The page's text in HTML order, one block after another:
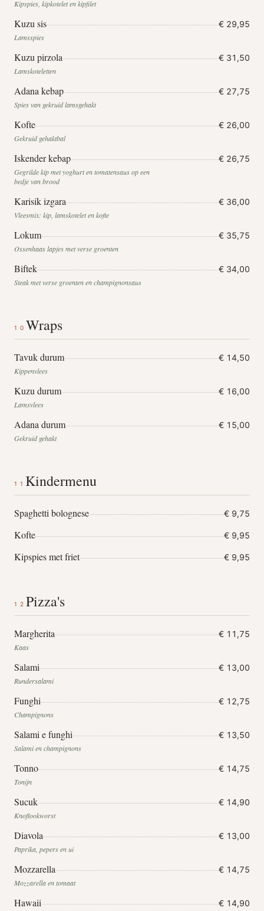
Kipspies, kipkotelet en kipfilet
Kuzu sis € 29,95
Lamsspies
Kuzu pirzola € 31,50
Lamskoteletten
Adana kebap € 27,75
Spies van gekruid lamsgehakt
Kofte € 26,00
Gekruid gehaktbal
Iskender kebap € 26,75
Gegrilde kip met yoghurt en tomatensaus op een
bedje van brood
Karisik izgara € 36,00
Vleesmix: kip, lamskotelet en kofte
Lokum € 35,75
Ossenhaas lapjes met verse groenten
Biftek € 34,00
Steak met verse groenten en champignonsaus
10 Wraps
Tavuk durum € 14,50
Kippenvlees
Kuzu durum € 16,00
Lamsvlees
Adana durum € 15,00
Gekruid gehakt
11 Kindermenu
Spaghetti bolognese € 9,75
Kofte € 9,95
Kipspies met friet € 9,95
12 Pizza's
Margherita € 11,75
Kaas
Salami € 13,00
Rundersalami
Funghi € 12,75
Champignons
Salami e funghi € 13,50
Salami en champignons
Tonno € 14,75
Tonijn
Sucuk € 14,90
Knoflookworst
Diavola € 13,00
Paprika, pepers en ui
Mozzarella € 14,75
Mozzarella en tomaat
Hawaii € 14,90